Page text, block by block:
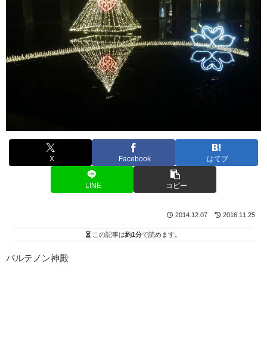
X Facebook はてブ
LINE コピー
2014.12.07 2016.11.25
この記事は約1分で読めます。
パルテノン神殿